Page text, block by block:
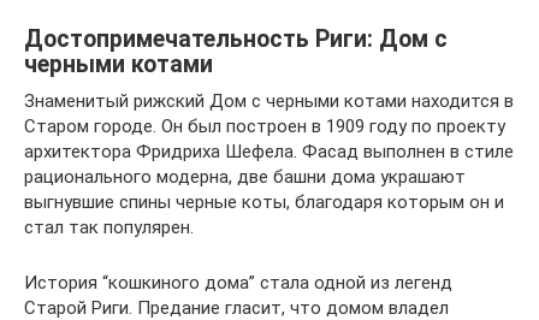
Достопримечательность Риги: Дом с
черными котами
Знаменитый рижский Дом с черными котами находится в
Старом городе. Он был построен в 1909 году по проекту
архитектора Фридриха Шефела. Фасад выполнен в стиле
рационального модерна, две башни дома украшают
выгнувшие спины черные коты, благодаря которым он и
стал так популярен.
История “кошкиного дома” стала одной из легенд
Старой Риги. Предание гласит, что домом владел